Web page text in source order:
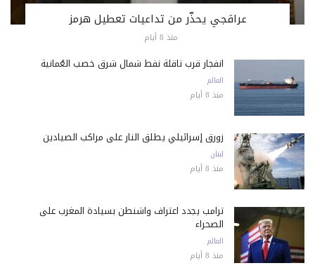
عراقجي يحذّر من تداعيات تعطيل هرمز
منذ 8 أيام
انفجار قرب ناقلة نفط شمال شرق خصب العُمانية
العالم
منذ 8 أيام
زورق إسرائيلي يطلق النار على مراكب الصيادين
لبنان
منذ 8 أيام
ترامب يجدد اعتراف واشنطن بسيادة المغرب على
الصحراء
العالم
منذ 8 أيام